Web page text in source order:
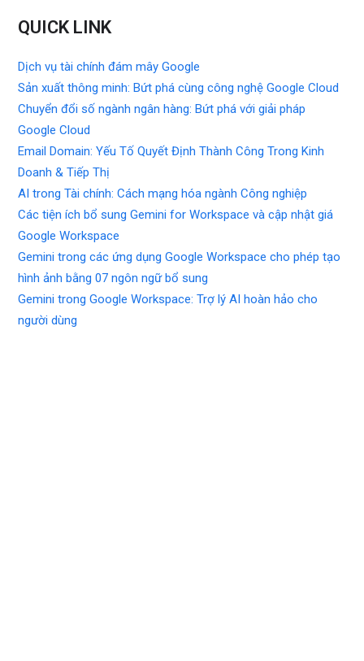
QUICK LINK
Dịch vụ tài chính đám mây Google
Sản xuất thông minh: Bứt phá cùng công nghệ Google Cloud
Chuyển đổi số ngành ngân hàng: Bứt phá với giải pháp
Google Cloud
Email Domain: Yếu Tố Quyết Định Thành Công Trong Kinh
Doanh & Tiếp Thị
AI trong Tài chính: Cách mạng hóa ngành Công nghiệp
Các tiện ích bổ sung Gemini for Workspace và cập nhật giá
Google Workspace
Gemini trong các ứng dụng Google Workspace cho phép tạo
hình ảnh bằng 07 ngôn ngữ bổ sung
Gemini trong Google Workspace: Trợ lý AI hoàn hảo cho
người dùng